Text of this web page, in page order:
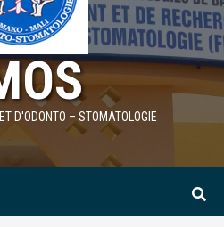
D'ODONTO – STOMATOLOGIE